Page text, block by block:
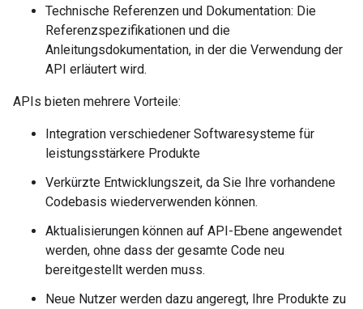
Technische Referenzen und Dokumentation: Die
Referenzspezifikationen und die
Anleitungsdokumentation, in der die Verwendung der
API erläutert wird.
APIs bieten mehrere Vorteile:
Integration verschiedener Softwaresysteme für
leistungsstärkere Produkte
Verkürzte Entwicklungszeit, da Sie Ihre vorhandene
Codebasis wiederverwenden können.
Aktualisierungen können auf API-Ebene angewendet
werden, ohne dass der gesamte Code neu
bereitgestellt werden muss.
Neue Nutzer werden dazu angeregt, Ihre Produkte zu